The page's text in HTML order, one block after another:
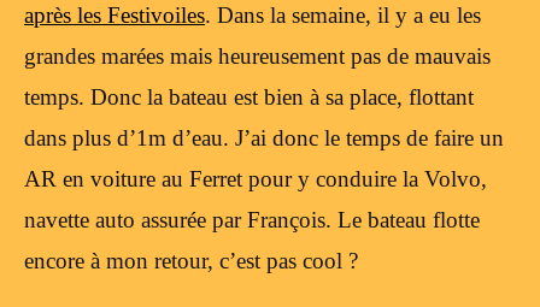
après les Festivoiles. Dans la semaine, il y a eu les
grandes marées mais heureusement pas de mauvais
temps. Donc la bateau est bien à sa place, flottant
dans plus d’1m d’eau. J’ai donc le temps de faire un
AR en voiture au Ferret pour y conduire la Volvo,
navette auto assurée par François. Le bateau flotte
encore à mon retour, c’est pas cool ?